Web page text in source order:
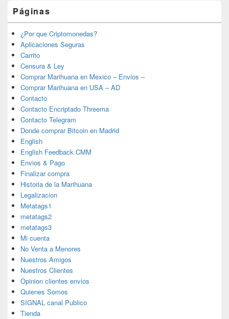
Páginas
¿Por que Criptomonedas?
Aplicaciones Seguras
Carrito
Censura & Ley
Comprar Marihuana en Mexico – Envios –
Comprar Marihuana en USA – AD
Contacto
Contacto Encriptado Threema
Contacto Telegram
Donde comprar Bitcoin en Madrid
English
English Feedback CMM
Envios & Pago
Finalizar compra
Historia de la Marihuana
Legalizacion
Metatags1
metatags2
metatags3
Mi cuenta
No Venta a Menores
Nuestros Amigos
Nuestros Clientes
Opinion clientes envios
Quienes Somos
SIGNAL canal Publico
Tienda